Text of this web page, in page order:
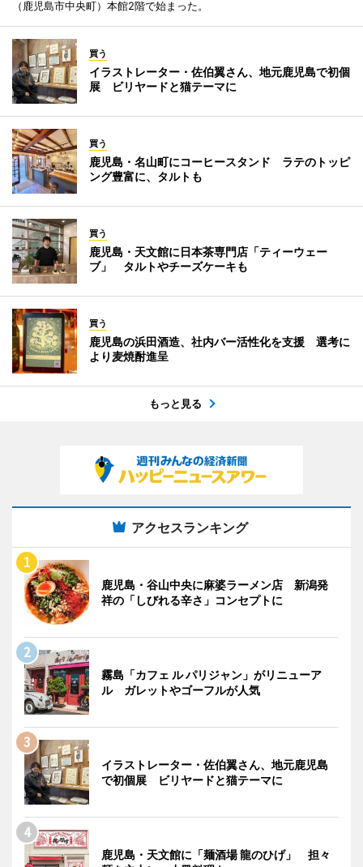
（鹿児島市中央町）本館2階で始まった。
買う
イラストレーター・佐伯翼さん、地元鹿児島で初個
展 ビリヤードと猫テーマに
買う
鹿児島・名山町にコーヒースタンド ラテのトッピ
ング豊富に、タルトも
買う
鹿児島・天文館に日本茶専門店「ティーウェー
ブ」 タルトやチーズケーキも
買う
鹿児島の浜田酒造、社内バー活性化を支援 選考に
より麦焼酎進呈
もっと見る
アクセスランキング
鹿児島・谷山中央に麻婆ラーメン店 新潟発
祥の「しびれる辛さ」コンセプトに
霧島「カフェ ル パリジャン」がリニューア
ル ガレットやゴーフルが人気
イラストレーター・佐伯翼さん、地元鹿児島
で初個展 ビリヤードと猫テーマに
鹿児島・天文館に「麺酒場 龍のひげ」 担々